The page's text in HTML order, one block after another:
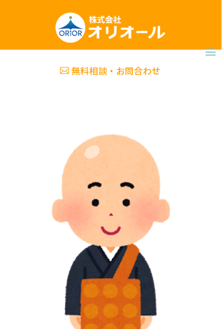
無料相談・お問合わせ